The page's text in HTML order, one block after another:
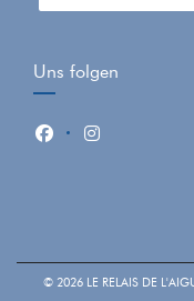
Uns folgen
Facebook ((öffnet
Instagram
© 2026 LE RELAIS DE